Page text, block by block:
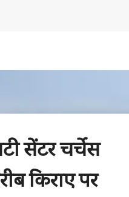
सेंटर चर्चेस
किराए पर